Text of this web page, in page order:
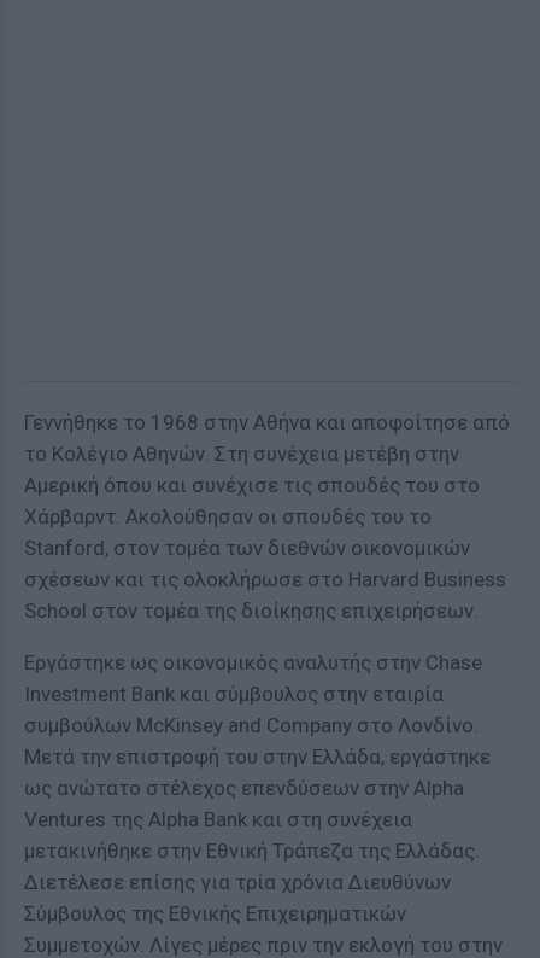
Γεννήθηκε το 1968 στην Αθήνα και αποφοίτησε από
το Κολέγιο Αθηνών. Στη συνέχεια μετέβη στην
Αμερική όπου και συνέχισε τις σπουδές του στο
Χάρβαρντ. Ακολούθησαν οι σπουδές του το
Stanford, στον τομέα των διεθνών οικονομικών
σχέσεων και τις ολοκλήρωσε στο Harvard Business
School στον τομέα της διοίκησης επιχειρήσεων.
Εργάστηκε ως οικονομικός αναλυτής στην Chase
Investment Bank και σύμβουλος στην εταιρία
συμβούλων McKinsey and Company στο Λονδίνο.
Μετά την επιστροφή του στην Ελλάδα, εργάστηκε
ως ανώτατο στέλεχος επενδύσεων στην Alpha
Ventures της Alpha Bank και στη συνέχεια
μετακινήθηκε στην Εθνική Τράπεζα της Ελλάδας.
Διετέλεσε επίσης για τρία χρόνια Διευθύνων
Σύμβουλος της Εθνικής Επιχειρηματικών
Συμμετοχών. Λίγες μέρες πριν την εκλογή του στην